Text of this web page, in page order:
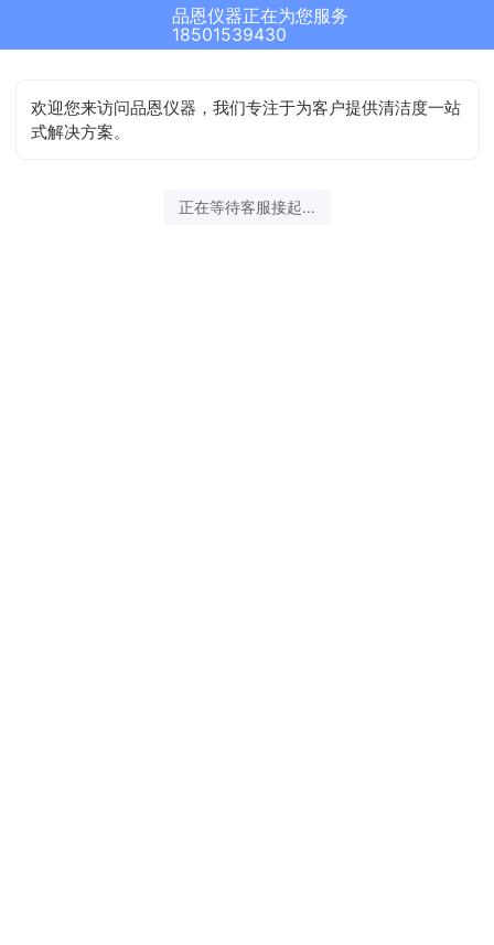
品恩仪器正在为您服务
18501539430
欢迎您来访问品恩仪器，我们专注于为客户提供清洁度一站
式解决方案。
正在等待客服接起...